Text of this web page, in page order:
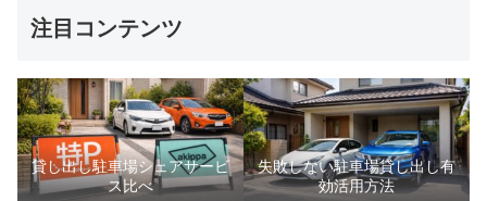
注目コンテンツ
貸し出し駐車場シェアサービ
ス比べ
失敗しない駐車場貸し出し有
効活用方法